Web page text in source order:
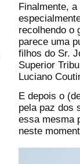
Finalmente,
recolhendo o
parece uma
filhos do Sr.
Superior
Luciano
E depois o
pela paz dos
essa mesma
neste